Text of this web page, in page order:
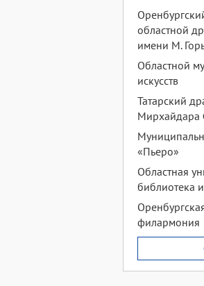
областной
имени М.
Областной
искусств
Татарский
Мирхайдара
«Пьеро»
Областная
библиотека
филармония